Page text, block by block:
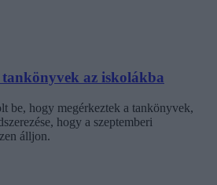
az iskolákba
be, hogy megérkeztek a tankönyvek,
hogy a szeptemberi
álljon.